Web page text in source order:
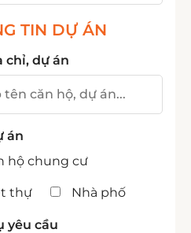
TIN DỰ ÁN
chỉ, dự án
án
hộ chung cư
thự Nhà phố
yêu cầu